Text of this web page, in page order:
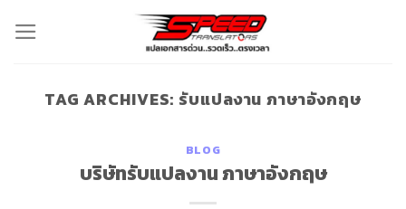
TAG ARCHIVES: รับแปลงาน ภาษาอังกฤษ
BLOG
บริษัทรับแปลงาน ภาษาอังกฤษ